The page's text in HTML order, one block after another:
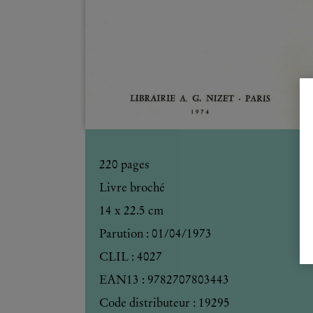
220 pages
Livre broché
14 x 22.5 cm
Parution : 01/04/1973
CLIL : 4027
EAN13 : 9782707803443
Code distributeur : 19295